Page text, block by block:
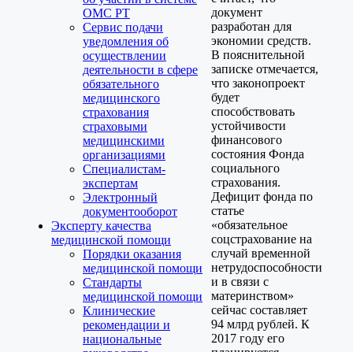
ОМС РТ
Сервис подачи
уведомления об
осуществлении
деятельности в сфере
обязательного
медицинского
страхования
страховыми
медицинскими
организациями
Специалистам-
экспертам
Электронный
документооборот
Эксперту качества
медицинской помощи
Порядки оказания
медицинской помощи
Стандарты
медицинской помощи
Клинические
рекомендации и
национальные
документ
разработан для
экономии средств.
В пояснительной
записке отмечается,
что законопроект
будет
способствовать
устойчивости
финансового
состояния Фонда
социального
страхования.
Дефицит фонда по
статье
«обязательное
соцстрахование на
случай временной
нетрудоспособности
и в связи с
материнством»
сейчас составляет
94 млрд рублей. К
2017 году его